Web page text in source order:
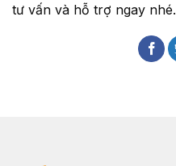
tư vấn và hỗ trợ ngay nhé.